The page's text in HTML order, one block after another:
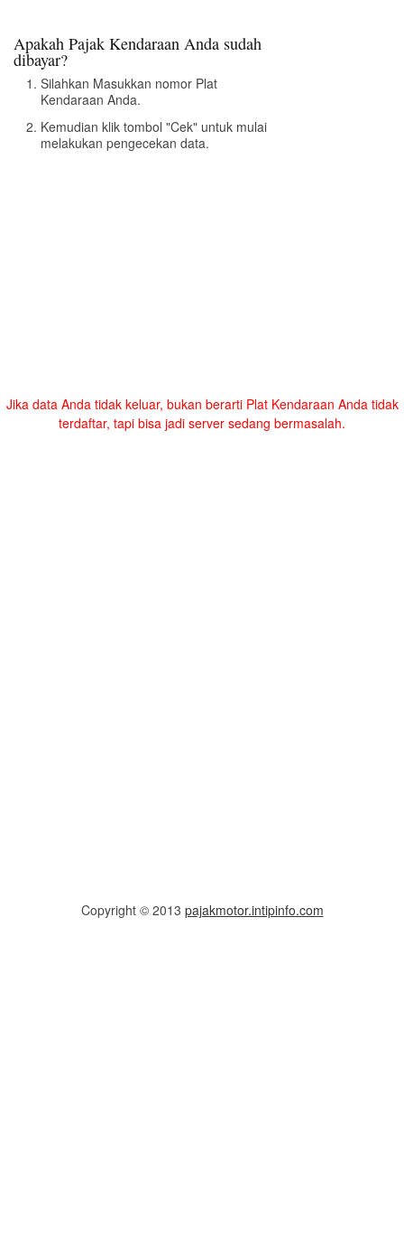
Apakah Pajak Kendaraan Anda sudah
dibayar?
Silahkan Masukkan nomor Plat
Kendaraan Anda.
Kemudian klik tombol "Cek" untuk mulai
melakukan pengecekan data.
Jika data Anda tidak keluar, bukan berarti Plat Kendaraan Anda tidak
terdaftar, tapi bisa jadi server sedang bermasalah.
Copyright © 2013 pajakmotor.intipinfo.com